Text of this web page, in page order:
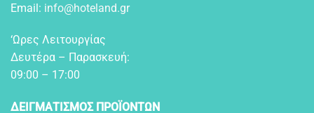
Email: info@hoteland.gr
‘Ωρες Λειτουργίας
Δευτέρα – Παρασκευή:
09:00 – 17:00
ΔΕΙΓΜΑΤΙΣΜΟΣ ΠΡΟΪΟΝΤΩΝ